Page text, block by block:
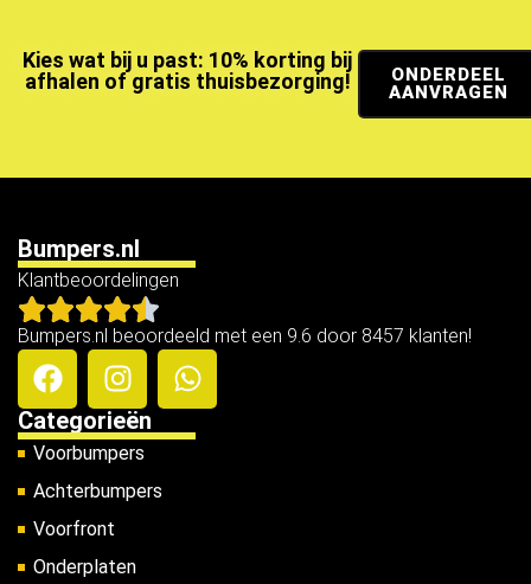
Kies wat bij u past: 10% korting bij
afhalen of gratis thuisbezorging!
ONDERDEEL
AANVRAGEN
Bumpers.nl
Klantbeoordelingen
Bumpers.nl beoordeeld met een 9.6 door 8457 klanten!
Categorieën
Voorbumpers
Achterbumpers
Voorfront
Onderplaten